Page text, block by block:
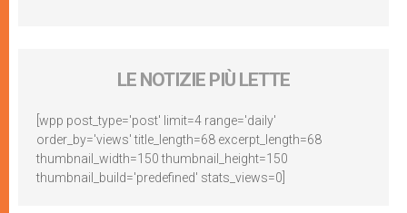
LE NOTIZIE PIÙ LETTE
[wpp post_type='post' limit=4 range='daily'
order_by='views' title_length=68 excerpt_length=68
thumbnail_width=150 thumbnail_height=150
thumbnail_build='predefined' stats_views=0]